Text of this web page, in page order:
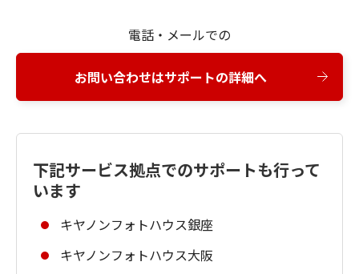
電話・メールでの
お問い合わせはサポートの詳細へ
下記サービス拠点でのサポートも行って
います
キヤノンフォトハウス銀座
キヤノンフォトハウス大阪